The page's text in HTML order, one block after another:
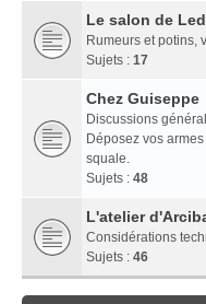
Le salon de
Rumeurs et potins,
Sujets : 17
Chez Guiseppe
Discussions
Déposez vos
squale.
Sujets : 48
L'atelier
Considérations
Sujets : 46